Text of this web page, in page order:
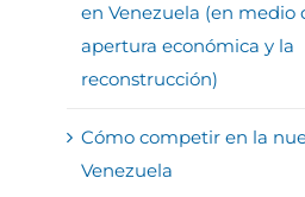
en Venezuela (en medio
apertura económica y la
reconstrucción)
Cómo competir en la
Venezuela